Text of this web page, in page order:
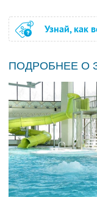
Узнай, как
ПОДРОБНЕЕ О